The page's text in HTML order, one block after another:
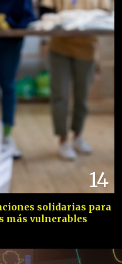
14
solidarias para
más vulnerables